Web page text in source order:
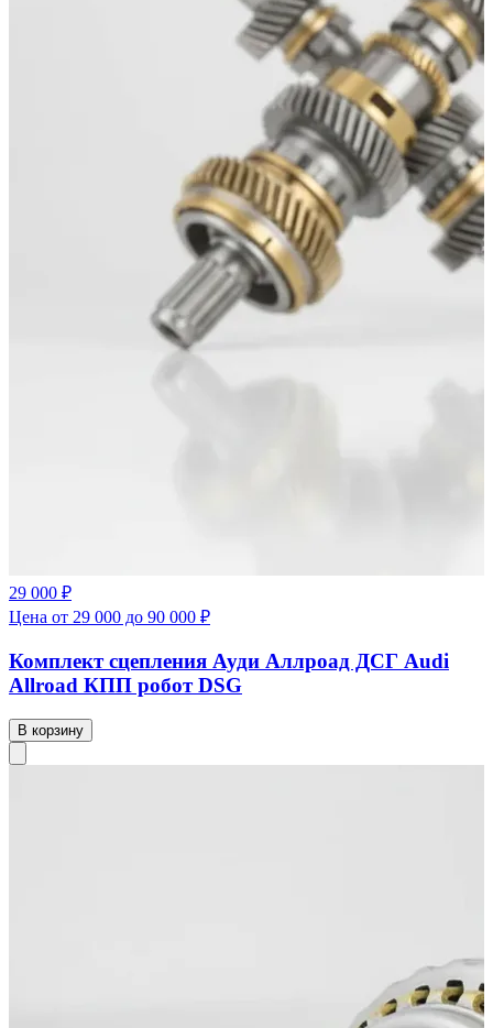
29 000 ₽
Цена от 29 000 до 90 000 ₽
Комплект сцепления Ауди Аллроад ДСГ Audi
Allroad КПП робот DSG
В корзину